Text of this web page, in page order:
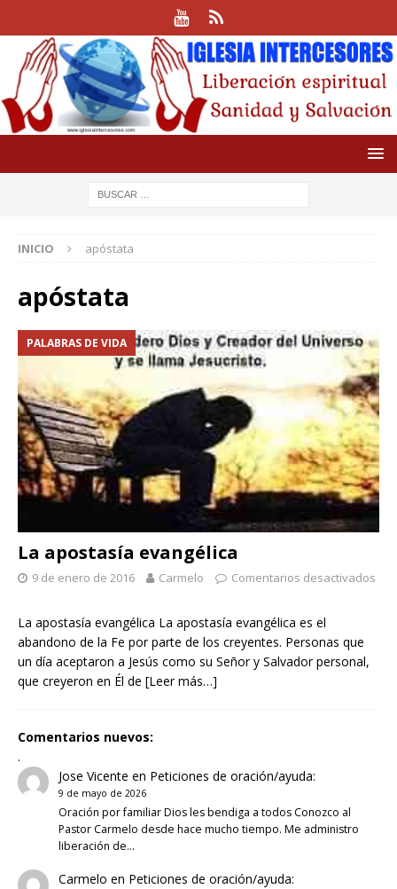
INICIO apóstata
apóstata
PALABRAS DE VIDA
La apostasía evangélica
9 de enero de 2016 Carmelo Comentarios desactivados
La apostasía evangélica La apostasía evangélica es el
abandono de la Fe por parte de los creyentes. Personas que
un día aceptaron a Jesús como su Señor y Salvador personal,
que creyeron en Él de [Leer más…]
Comentarios nuevos:
.
Jose Vicente en Peticiones de oración/ayuda:
9 de mayo de 2026
Oración por familiar Dios les bendiga a todos Conozco al
Pastor Carmelo desde hace mucho tiempo. Me administro
liberación de…
Carmelo en Peticiones de oración/ayuda: